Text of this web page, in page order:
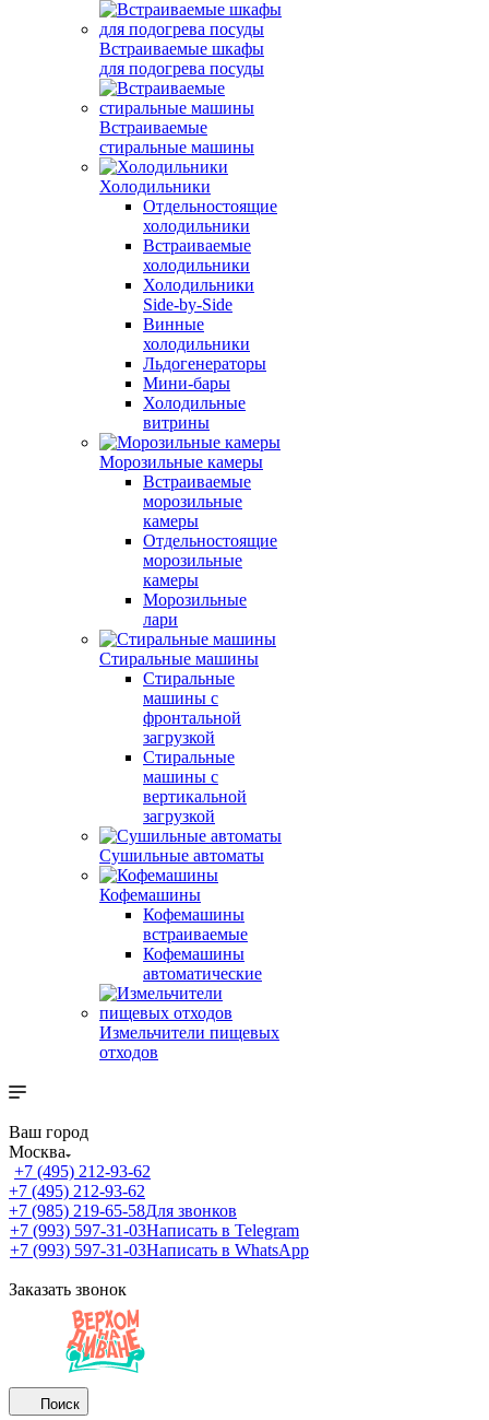
Встраиваемые шкафы
для подогрева посуды
Встраиваемые
стиральные машины
Холодильники
Отдельностоящие
холодильники
Встраиваемые
холодильники
Холодильники
Side-by-Side
Винные
холодильники
Льдогенераторы
Мини-бары
Холодильные
витрины
Морозильные камеры
Встраиваемые
морозильные
камеры
Отдельностоящие
морозильные
камеры
Морозильные
лари
Стиральные машины
Стиральные
машины с
фронтальной
загрузкой
Стиральные
машины с
вертикальной
загрузкой
Сушильные автоматы
Кофемашины
Кофемашины
встраиваемые
Кофемашины
автоматические
Измельчители пищевых
отходов
Ваш город
Москва
+7 (495) 212-93-62
+7 (495) 212-93-62
+7 (985) 219-65-58Для звонков
+7 (993) 597-31-03Написать в Telegram
+7 (993) 597-31-03Написать в WhatsApp
Заказать звонок
Поиск